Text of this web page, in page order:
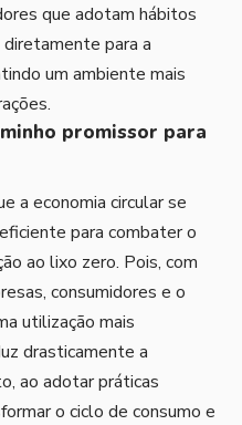
que adotam hábitos
para a
um ambiente mais
promissor para
a economia circular se
para combater o
ao lixo zero. Pois, com
consumidores e o
utilização mais
drasticamente a
ao adotar práticas
o ciclo de consumo e